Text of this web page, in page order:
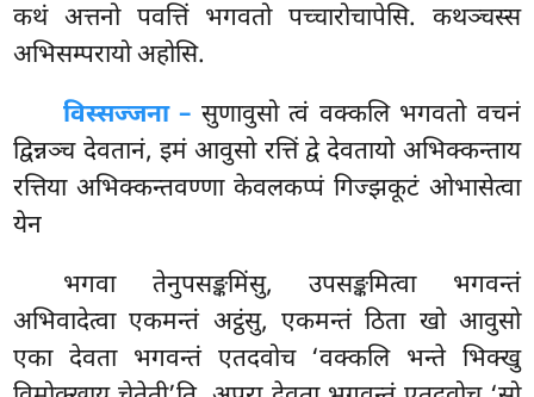
कथं अत्तनो पवत्तिं भगवतो पच्चारोचापेसि. कथञ्चस्स
अभिसम्परायो अहोसि.
विस्सज्जना – सुणावुसो त्वं वक्कलि भगवतो वचनं
द्विन्नञ्च देवतानं, इमं आवुसो रत्तिं द्वे देवतायो अभिक्कन्ताय
रत्तिया अभिक्कन्तवण्णा केवलकप्पं गिज्झकूटं ओभासेत्वा
येन
भगवा तेनुपसङ्कमिंसु, उपसङ्कमित्वा भगवन्तं
अभिवादेत्वा एकमन्तं अट्ठंसु, एकमन्तं ठिता खो आवुसो
एका देवता भगवन्तं एतदवोच ‘वक्कलि भन्ते भिक्खु